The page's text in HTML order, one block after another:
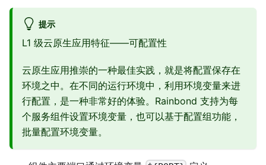
提示
L1 级云原生应用特征——可配置性
云原生应用推崇的一种最佳实践，就是将配置保存在
环境之中。在不同的运行环境中，利用环境变量来进
行配置，是一种非常好的体验。Rainbond 支持为每
个服务组件设置环境变量，也可以基于配置组功能，
批量配置环境变量。